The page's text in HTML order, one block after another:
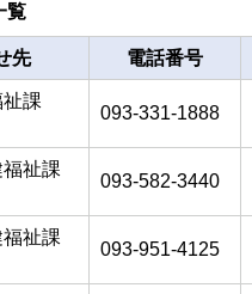
覧
先 電話番号
課
093-331-1888
祉課
093-582-3440
祉課
093-951-4125